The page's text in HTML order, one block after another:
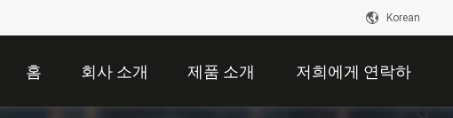
Korean
홈 회사 소개 제품 소개 저희에게 연락하